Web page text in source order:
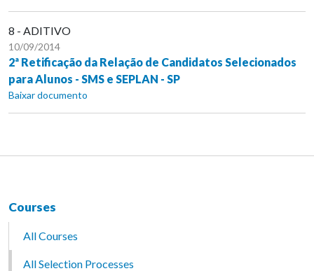
8 - ADITIVO
10/09/2014
2ª Retificação da Relação de Candidatos Selecionados
para Alunos - SMS e SEPLAN - SP
Baixar documento
Courses
All Courses
All Selection Processes